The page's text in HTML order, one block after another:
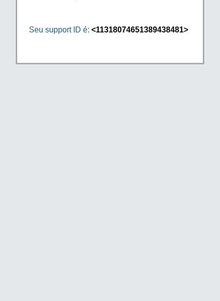
Seu support ID é: <11318074651389438481>